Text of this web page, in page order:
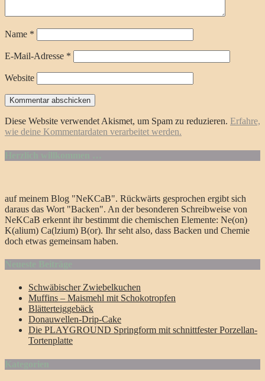
Name *
E-Mail-Adresse *
Website
Diese Website verwendet Akismet, um Spam zu reduzieren. Erfahre,
wie deine Kommentardaten verarbeitet werden.
auf meinem Blog "NeKCaB". Rückwärts gesprochen ergibt sich
daraus das Wort "Backen". An der besonderen Schreibweise von
NeKCaB erkennt ihr bestimmt die chemischen Elemente: Ne(on)
K(alium) Ca(lzium) B(or). Ihr seht also, dass Backen und Chemie
doch etwas gemeinsam haben.
Schwäbischer Zwiebelkuchen
Muffins – Maismehl mit Schokotropfen
Blätterteiggebäck
Donauwellen-Drip-Cake
Die PLAYGROUND Springform mit schnittfester Porzellan-
Tortenplatte